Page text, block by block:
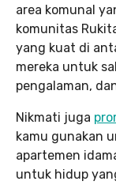
area komunal
komunitas
yang kuat di
mereka untuk
pengalaman,
Nikmati juga
kamu gunakan
apartemen
untuk hidup